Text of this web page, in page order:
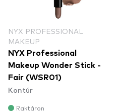
NYX PROFESSIONAL
MAKEUP
NYX Professional
Makeup Wonder Stick -
Fair (WSR01)
Kontúr
Raktáron